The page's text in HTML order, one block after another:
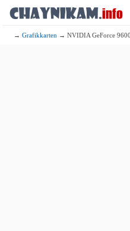
→Grafikkarten → NVIDIA GeForce